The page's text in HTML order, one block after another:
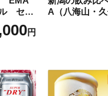
ル セッ
味 酒
クラフ
クテル
ロッ
ク 】
円
A（八海山・
梅・越乃寒梅